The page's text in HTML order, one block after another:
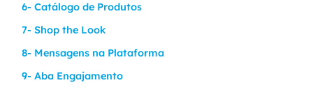
6- Catálogo de Produtos
7- Shop the Look
8- Mensagens na Plataforma
9- Aba Engajamento